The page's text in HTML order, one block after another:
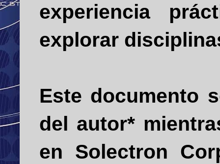
experiencia
explorar
Este documento
del autor*
en Solectron